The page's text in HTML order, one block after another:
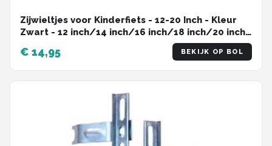
Zijwieltjes voor Kinderfiets - 12-20 Inch - Kleur
Zwart - 12 inch/14 inch/16 inch/18 inch/20 inch -
Zijwielen - Kinderfietsaccessoires
€ 14,95 BEKIJK OP BOL